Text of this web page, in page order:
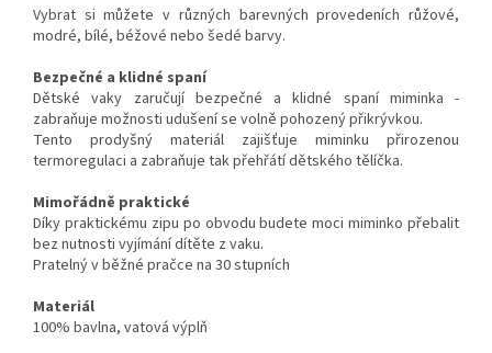
Vybrat si můžete v různých barevných provedeních růžové,
modré, bílé, béžové nebo šedé barvy.
Bezpečné a klidné spaní
Dětské vaky zaručují bezpečné a klidné spaní miminka -
zabraňuje možnosti udušení se volně pohozený přikrývkou.
Tento prodyšný materiál zajišťuje miminku přirozenou
termoregulaci a zabraňuje tak přehřátí dětského tělíčka.
Mimořádně praktické
Díky praktickému zipu po obvodu budete moci miminko přebalit
bez nutnosti vyjímání dítěte z vaku.
Pratelný v běžné pračce na 30 stupních
Materiál
100% bavlna, vatová výplň